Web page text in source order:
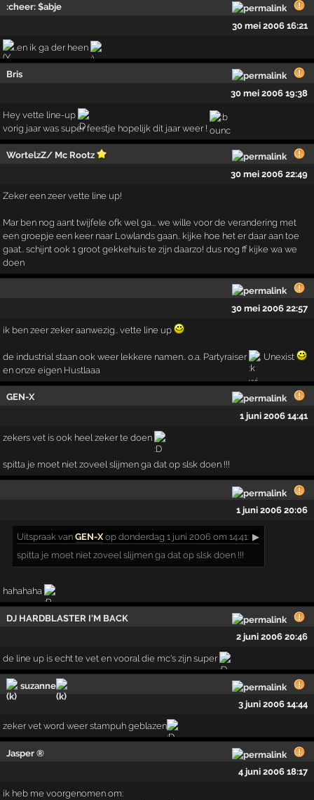
:cheer: $abje
30 mei 2006 16:21
....en ik ga der heen
Bris
30 mei 2006 19:38
Hey vette line-up
vorig jaar was super feestje hopelijk dit jaar weer !
WortelzZ/ Mc Rootz
30 mei 2006 22:49
Zeker een zeer vette line up!
Mar ben nog aant twijfele ofk wel ga... we wille voor de verandering met
een groepje een keer naar Lowlands gaan.. kijke hoe het er daar aan toe
gaat.. schijnt ook 1 groot gekkehuis te zijn daarzo! dus nog ff kijke wa we
doen
30 mei 2006 22:57
ik ben zeer zeker aanwezig.. vette line up
de industrial staan ook weer lekkere namen.. o.a. Partyraiser
, Unexist
en onze eigen Hustlaaa
GEN-X
1 juni 2006 14:41
zekers vet is ook heel zeker te doen
spitta je moet niet zoveel slijmen ga dat op slsk doen !!!
1 juni 2006 20:06
Uitspraak vanGEN-X op donderdag 1 juni 2006 om 14:41: ▶
spitta je moet niet zoveel slijmen ga dat op slsk doen !!!
hahahaha
DJ HARDBLASTER I'M BACK
2 juni 2006 20:46
de line up is echt te vet en vooral die mc's zijn super
suzanne
3 juni 2006 14:44
zeker vet word weer stampuh geblazen
Jasper ®
4 juni 2006 18:17
ik heb me voorgenomen om: